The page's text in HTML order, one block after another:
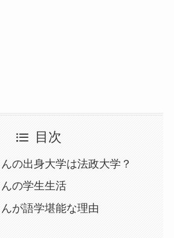
目次
の出身大学は法政大学？
の学生生活
が語学堪能な理由